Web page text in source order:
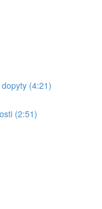
(4:21)
(2:51)